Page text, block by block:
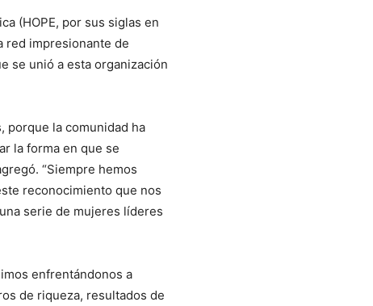
(HOPE, por sus siglas en
red impresionante de
se unió a esta organización
porque la comunidad ha
la forma en que se
“Siempre hemos
reconocimiento que nos
serie de mujeres líderes
enfrentándonos a
de riqueza, resultados de